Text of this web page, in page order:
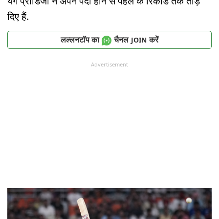
दिए हैं.
लल्लनटॉप का चैनल JOIN करें
Advertisement